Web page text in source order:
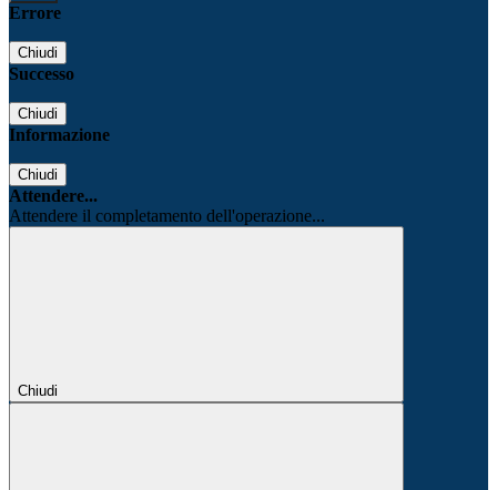
Errore
Chiudi
Successo
Chiudi
Informazione
Chiudi
Attendere...
Attendere il completamento dell'operazione...
Chiudi